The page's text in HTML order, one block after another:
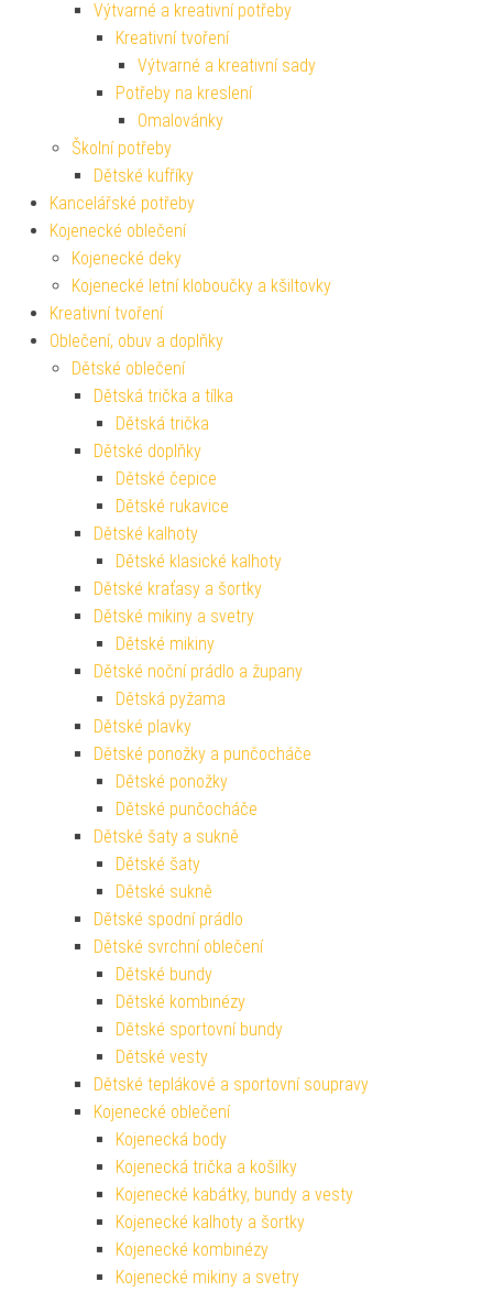
Výtvarné a kreativní potřeby
Kreativní tvoření
Výtvarné a kreativní sady
Potřeby na kreslení
Omalovánky
Školní potřeby
Dětské kufříky
Kancelářské potřeby
Kojenecké oblečení
Kojenecké deky
Kojenecké letní kloboučky a kšiltovky
Kreativní tvoření
Oblečení, obuv a doplňky
Dětské oblečení
Dětská trička a tílka
Dětská trička
Dětské doplňky
Dětské čepice
Dětské rukavice
Dětské kalhoty
Dětské klasické kalhoty
Dětské kraťasy a šortky
Dětské mikiny a svetry
Dětské mikiny
Dětské noční prádlo a župany
Dětská pyžama
Dětské plavky
Dětské ponožky a punčocháče
Dětské ponožky
Dětské punčocháče
Dětské šaty a sukně
Dětské šaty
Dětské sukně
Dětské spodní prádlo
Dětské svrchní oblečení
Dětské bundy
Dětské kombinézy
Dětské sportovní bundy
Dětské vesty
Dětské teplákové a sportovní soupravy
Kojenecké oblečení
Kojenecká body
Kojenecká trička a košilky
Kojenecké kabátky, bundy a vesty
Kojenecké kalhoty a šortky
Kojenecké kombinézy
Kojenecké mikiny a svetry